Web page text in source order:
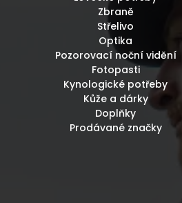
Zbraně
Střelivo
Optika
Pozorovací noční vidění
Fotopasti
Kynologické potřeby
Kůže a dárky
Doplňky
Prodávané značky